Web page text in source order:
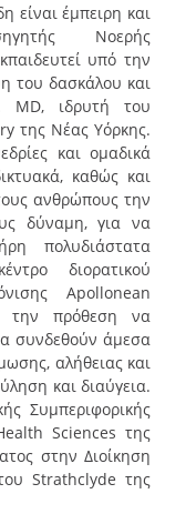
είναι έμπειρη και
Νοερής
υπό την
του δασκάλου και
MD, ιδρυτή του
της Νέας Υόρκης.
και ομαδικά
καθώς και
ανθρώπους την
δύναμη, για να
πολυδιάστατα
διορατικού
Apollonean
την πρόθεση να
συνδεθούν άμεσα
αλήθειας και
και διαύγεια.
Συμπεριφορικής
Sciences της
στην Διοίκηση
Strathclyde της